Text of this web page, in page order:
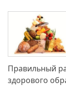
Правильный
здорового